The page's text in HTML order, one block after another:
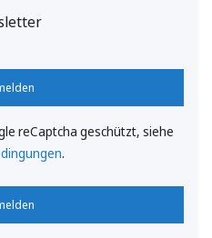
reCaptcha geschützt, siehe
.